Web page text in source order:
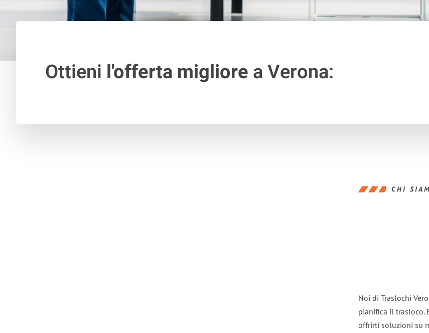
Ottieni l'offerta migliorea Verona:
CHI
Noi di Traslochi
pianifica il trasloco.
offrirti soluzioni su